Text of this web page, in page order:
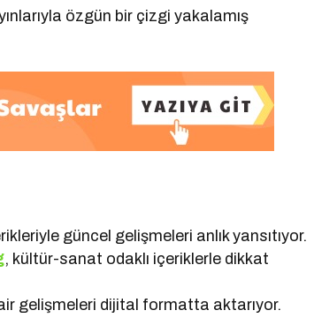
özgün bir çizgi yakalamış
güncel gelişmeleri anlık yansıtıyor.
, kültür-sanat odaklı içeriklerle dikkat
gelişmeleri dijital formatta aktarıyor.